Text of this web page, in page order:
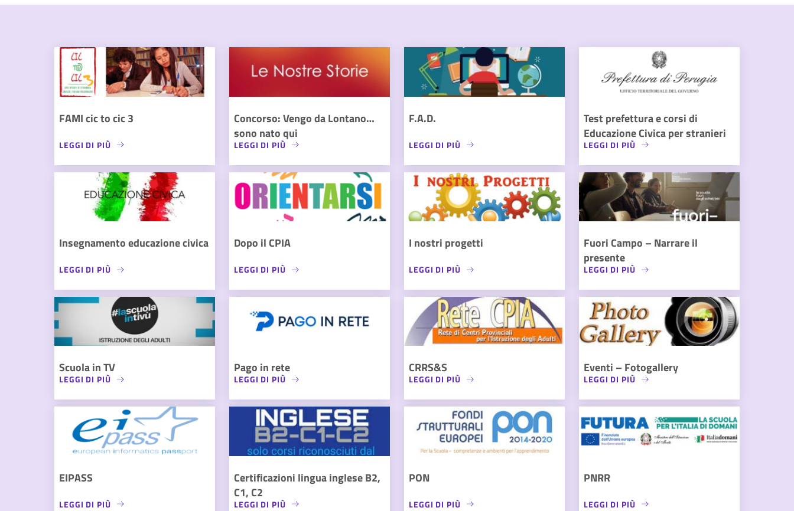
FAMI cic to cic 3
LEGGI DI PIÙ
Concorso: Vengo da Lontano…
sono nato qui
LEGGI DI PIÙ
F.A.D.
LEGGI DI PIÙ
Test prefettura e corsi di
Educazione Civica per stranieri
LEGGI DI PIÙ
Insegnamento educazione civica
LEGGI DI PIÙ
Dopo il CPIA
LEGGI DI PIÙ
I nostri progetti
LEGGI DI PIÙ
Fuori Campo – Narrare il
presente
LEGGI DI PIÙ
Scuola in TV
LEGGI DI PIÙ
Pago in rete
LEGGI DI PIÙ
CRRS&S
LEGGI DI PIÙ
Eventi – Fotogallery
LEGGI DI PIÙ
EIPASS
LEGGI DI PIÙ
Certificazioni lingua inglese B2,
C1, C2
LEGGI DI PIÙ
PON
LEGGI DI PIÙ
PNRR
LEGGI DI PIÙ